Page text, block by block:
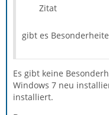
Zitat
gibt es
Es gibt keine
Windows 7 neu
installiert.